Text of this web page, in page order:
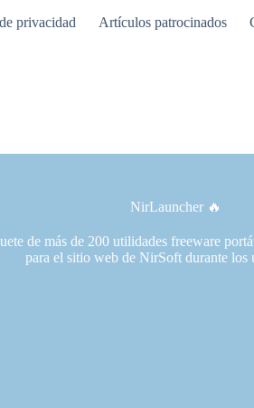
privacidad Artículos patrocinados
NirLauncher 🔥
de más de 200 utilidades freeware
para el sitio web de NirSoft durante los